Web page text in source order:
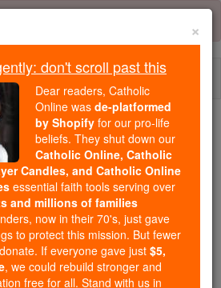
Thursday, October ...
The Mysteries of the Rosary
Capítulo 18
×
don't scroll past this
Dear readers, Catholic
Online was de-platformed
by Shopify for our pro-life
beliefs. They shut down our
Catholic Online, Catholic
Candles, and Catholic Online
essential faith tools serving over
and millions of families
now in their 70's, just gave
to protect this mission. But fewer
If everyone gave just $5,
, we could rebuild stronger and
free for all. Stand with us in